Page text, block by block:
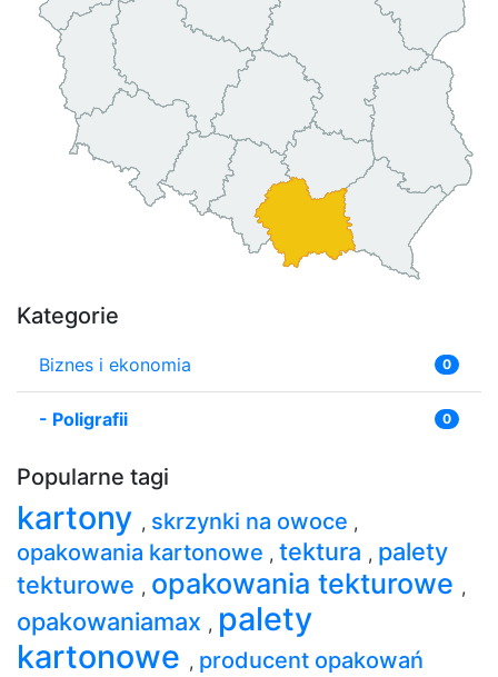
Kategorie
Biznes i ekonomia 0
- Poligrafii 0
Popularne tagi
kartony , skrzynki na owoce ,
opakowania kartonowe , tektura , palety
tekturowe , opakowania tekturowe ,
opakowaniamax , palety
kartonowe , producent opakowań